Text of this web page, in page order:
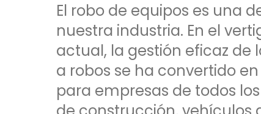
El robo de equipos es una
nuestra industria. En el
actual, la gestión eficaz de
a robos se ha convertido
para empresas de todos